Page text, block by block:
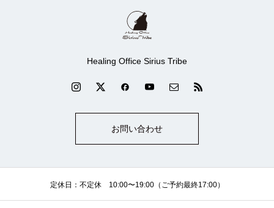
Healing Office Sirius Tribe
お問い合わせ
定休日：不定休 10:00〜19:00（ご予約最終17:00）